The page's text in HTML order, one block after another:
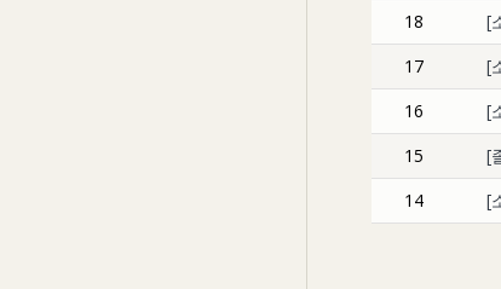
18
[
17
[
16
[
15
[
14
[